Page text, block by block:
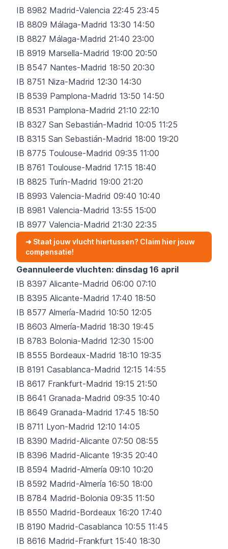
IB 8982 Madrid-Valencia 22:45 23:45
IB 8809 Málaga-Madrid 13:30 14:50
IB 8827 Málaga-Madrid 21:40 23:00
IB 8919 Marsella-Madrid 19:00 20:50
IB 8547 Nantes-Madrid 18:50 20:30
IB 8751 Niza-Madrid 12:30 14:30
IB 8539 Pamplona-Madrid 13:50 14:50
IB 8531 Pamplona-Madrid 21:10 22:10
IB 8327 San Sebastián-Madrid 10:05 11:25
IB 8315 San Sebastián-Madrid 18:00 19:20
IB 8775 Toulouse-Madrid 09:35 11:00
IB 8761 Toulouse-Madrid 17:15 18:40
IB 8825 Turín-Madrid 19:00 21:20
IB 8993 Valencia-Madrid 09:40 10:40
IB 8981 Valencia-Madrid 13:55 15:00
IB 8977 Valencia-Madrid 21:30 22:35
➜ Staat jouw vlucht hiertussen? Claim hier jouw
compensatie!
Geannuleerde vluchten: dinsdag 16 april
IB 8397 Alicante-Madrid 06:00 07:10
IB 8395 Alicante-Madrid 17:40 18:50
IB 8577 Almería-Madrid 10:50 12:05
IB 8603 Almería-Madrid 18:30 19:45
IB 8783 Bolonia-Madrid 12:30 15:00
IB 8555 Bordeaux-Madrid 18:10 19:35
IB 8191 Casablanca-Madrid 12:15 14:55
IB 8617 Frankfurt-Madrid 19:15 21:50
IB 8641 Granada-Madrid 09:35 10:40
IB 8649 Granada-Madrid 17:45 18:50
IB 8711 Lyon-Madrid 12:10 14:05
IB 8390 Madrid-Alicante 07:50 08:55
IB 8396 Madrid-Alicante 19:35 20:40
IB 8594 Madrid-Almería 09:10 10:20
IB 8592 Madrid-Almería 16:50 18:00
IB 8784 Madrid-Bolonia 09:35 11:50
IB 8550 Madrid-Bordeaux 16:20 17:40
IB 8190 Madrid-Casablanca 10:55 11:45
IB 8616 Madrid-Frankfurt 15:40 18:30